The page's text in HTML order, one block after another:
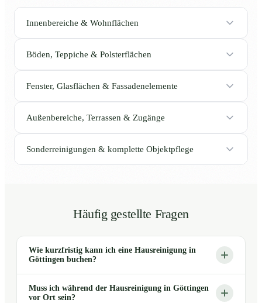
Innenbereiche & Wohnflächen
Böden, Teppiche & Polsterflächen
Fenster, Glasflächen & Fassadenelemente
Außenbereiche, Terrassen & Zugänge
Sonderreinigungen & komplette Objektpflege
Häufig gestellte Fragen
Wie kurzfristig kann ich eine Hausreinigung in
Göttingen buchen?
Muss ich während der Hausreinigung in Göttingen
vor Ort sein?